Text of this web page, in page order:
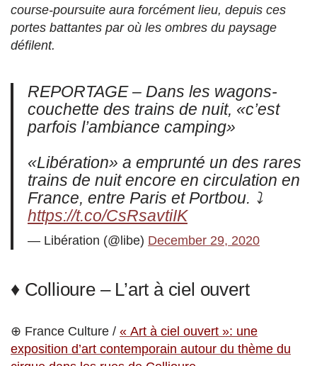
course-poursuite aura forcément lieu, depuis ces
portes battantes par où les ombres du paysage
défilent.
REPORTAGE – Dans les wagons-
couchette des trains de nuit, «c’est
parfois l’ambiance camping»
«Libération» a emprunté un des rares
trains de nuit encore en circulation en
France, entre Paris et Portbou. ⤵
https://t.co/CsRsavtiIK
— Libération (@libe) December 29, 2020
♦ Collioure – L’art à ciel ouvert
⊕ France Culture / « Art à ciel ouvert »: une
exposition d’art contemporain autour du thème du